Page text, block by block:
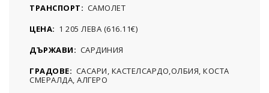
ТРАНСПОРТ: САМОЛЕТ
ЦЕНА: 1 205 ЛЕВА (616.11€)
ДЪРЖАВИ: САРДИНИЯ
ГРАДОВЕ: САСАРИ, КАСТЕЛСАРДО,ОЛБИЯ, КОСТА
СМЕРАЛДА, АЛГЕРО